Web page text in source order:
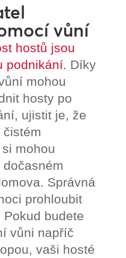
vůní
hostů jsou
podnikání. Díky
mohou
hosty po
ujistit je, že
mohou
Správná
prohloubit
budete
vůni napříč
vaši hosté